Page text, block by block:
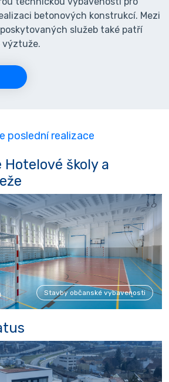
betonových konstrukcí. Mezi
služeb také patří
výztuže.
poslední realizace
školy a
Stavby občanské vybavenosti